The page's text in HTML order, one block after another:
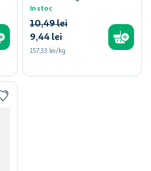
In stoc
9,44 lei
10,49lei
157,33 lei/kg